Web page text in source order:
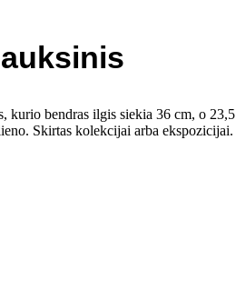
kurio bendras ilgis siekia 36 cm, o 23,5
Skirtas kolekcijai arba ekspozicijai.